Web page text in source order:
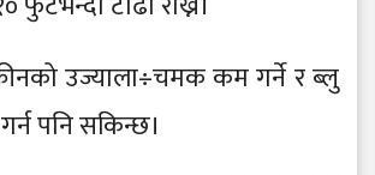
उज्याला÷चमक कम गर्ने र ब्लु
पनि सकिन्छ।